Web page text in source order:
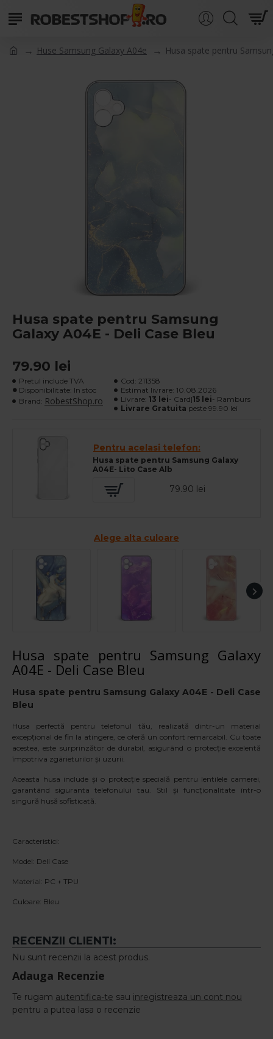
Huse Samsung Galaxy A04e Husa spate pentru
Husa spate pentru Samsung
Galaxy A04E - Deli Case Bleu
79.90 lei
Pretul include TVA
Disponibilitate: In stoc
Brand: RobestShop.ro
Cod: 211358
Estimat livrare: 10.08.2026
Livrare: 13 lei- Card|15 lei- Ramburs
Livrare Gratuita peste 99.90 lei
Pentru acelasi telefon:
Husa spate pentru Samsung Galaxy
A04E- Lito Case Alb
79.90 lei
Alege alta culoare
Husa spate pentru Samsung Galaxy
A04E - Deli Case Bleu
Husa spate pentru Samsung Galaxy A04E - Deli Case
Bleu
Husa perfectă pentru telefonul tău, realizată dintr-un material
excepțional de fin la atingere, ce oferă un confort remarcabil. Cu toate
acestea, este surprinzător de durabil, asigurând o protecție excelentă
împotriva zgârieturilor și uzurii.
Aceasta husa include și o protecție specială pentru lentilele camerei,
garantând siguranta telefonului tau. Stil și funcționalitate într-o
singură husă sofisticată.
Caracteristici:
Model: Deli Case
Material: PC + TPU
Culoare: Bleu
RECENZII CLIENTI:
Nu sunt recenzii la acest produs.
Adauga Recenzie
Te rugam autentifica-te sau inregistreaza un cont nou
pentru a putea lasa o recenzie